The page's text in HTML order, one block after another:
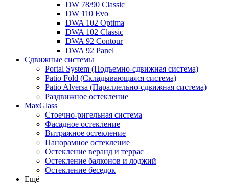
DW 78/90 Classic
DW 110 Evo
DWA 102 Optima
DWA 102 Classic
DWA 92 Contour
DWA 92 Panel
Сдвижные системы
Portal System (Подъемно-сдвижная система)
Patio Fold (Складывающаяся система)
Patio Alversa (Параллельно-сдвижная система)
Раздвижное остекление
MaxGlass
Стоечно-ригельная система
Фасадное остекление
Витражное остекление
Панорамное остекление
Остекление веранд и террас
Остекление балконов и лоджий
Остекление беседок
Ещё